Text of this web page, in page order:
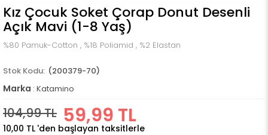
Kız Çocuk Soket Çorap Donut Desenli
Açık Mavi (1-8 Yaş)
%80 Pamuk-Cotton , %18 Poliamid , %2 Elastan
(200379-70)
Marka : Katamino
104,99 TL 59,99 TL
10,00 TL 'den başlayan taksitlerle